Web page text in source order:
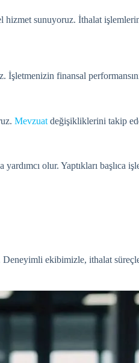
sunuyoruz. İthalat
finansal
Mevzuat değişikliklerini takip
olur. Yaptıkları başlıca
ekibimizle, ithalat